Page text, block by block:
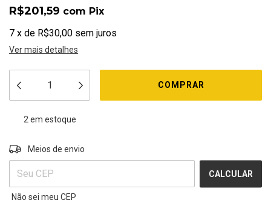
R$201,59 com Pix
7 x de R$30,00 sem juros
Ver mais detalhes
2 em estoque
Entregas para o CEP:
Meios de envio
CALCULAR
Não sei meu CEP